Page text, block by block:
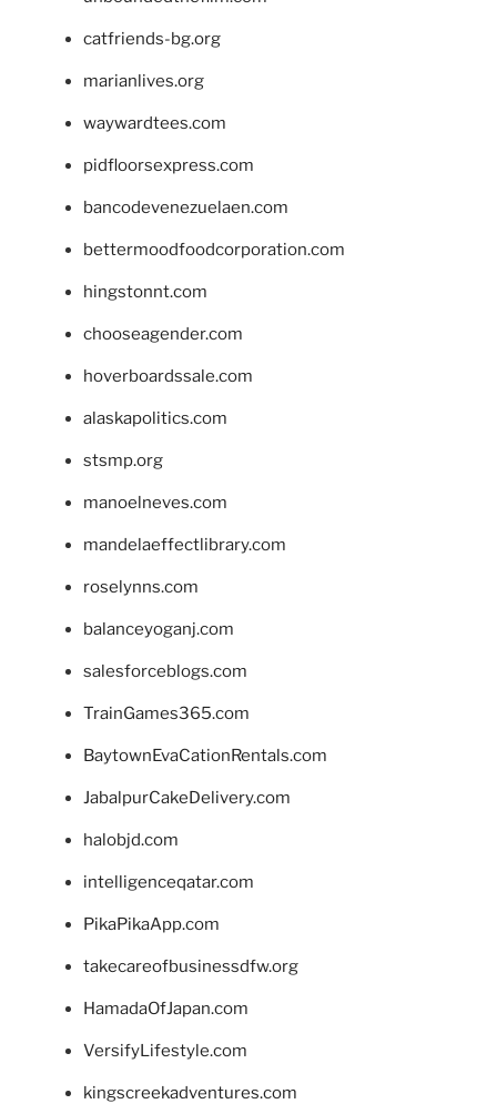
catfriends-bg.org
marianlives.org
waywardtees.com
pidfloorsexpress.com
bancodevenezuelaen.com
bettermoodfoodcorporation.com
hingstonnt.com
chooseagender.com
hoverboardssale.com
alaskapolitics.com
stsmp.org
manoelneves.com
mandelaeffectlibrary.com
roselynns.com
balanceyoganj.com
salesforceblogs.com
TrainGames365.com
BaytownEvaCationRentals.com
JabalpurCakeDelivery.com
halobjd.com
intelligenceqatar.com
PikaPikaApp.com
takecareofbusinessdfw.org
HamadaOfJapan.com
VersifyLifestyle.com
kingscreekadventures.com